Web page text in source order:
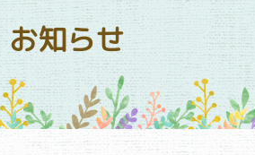
お知らせ